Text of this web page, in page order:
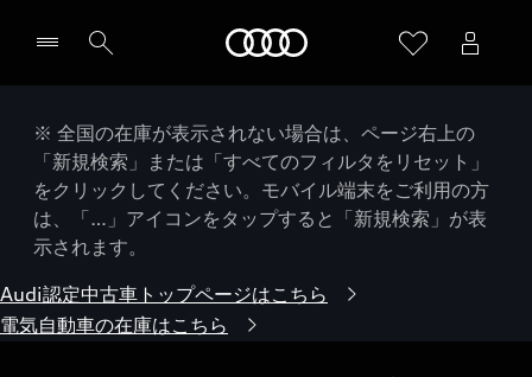
※ 全国の在庫が表示されない場合は、ページ右上の
「新規検索」または「すべてのフィルタをリセット」
をクリックしてください。モバイル端末をご利用の方
は、「…」アイコンをタップすると「新規検索」が表
示されます。
Audi認定中古車トップページはこちら
電気自動車の在庫はこちら